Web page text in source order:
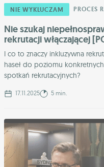
NIE WYKLUCZAM PROCES
Nie szukaj
rekrutacji włączającej
I co to znaczy inkluzywna
haseł do poziomu
spotkań rekrutacyjnych?
17.11.2025 5 min.